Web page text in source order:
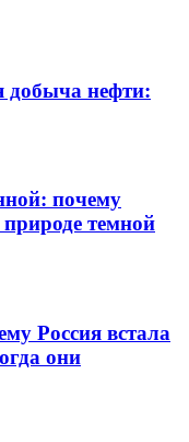
добыча нефти:
почему
темной
Россия встала
они